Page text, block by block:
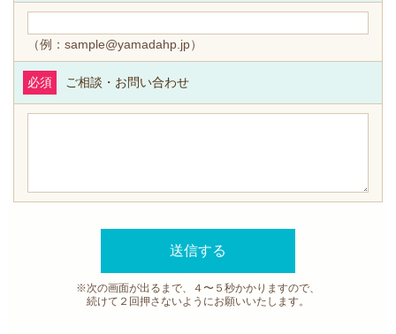
（例：sample@yamadahp.jp）
ご相談・お問い合わせ
必須
※次の画面が出るまで、４〜５秒かかりますので、
続けて２回押さないようにお願いいたします。